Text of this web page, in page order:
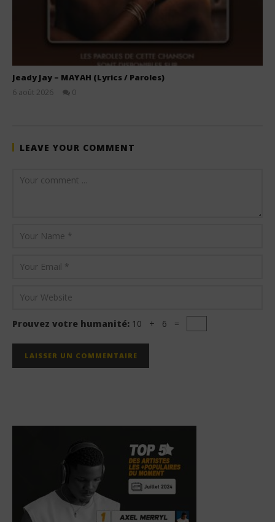
Jeady Jay – MAYAH (Lyrics / Paroles)
6 août 2026
0
LEAVE YOUR COMMENT
Prouvez votre humanité: 10 + 6 =